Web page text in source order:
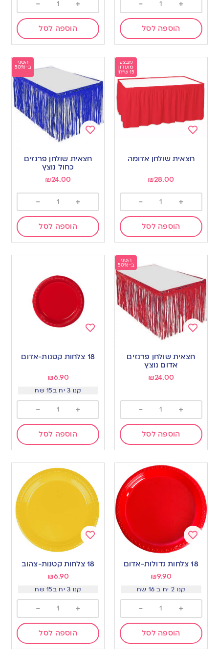
+
-
הוספה לסל
+
-
הוספה לסל
מבצע
מועדון
15 ש"ח!
חצאית שולחן אדומה
₪28.00
+
-
הוספה לסל
השני
ב-50%
wishlist
חצאית שולחן פרנזים
כחול נוצץ
₪24.00
+
-
הוספה לסל
השני
ב-50%
wishlist
חצאית שולחן פרנזים
אדום נוצץ
₪24.00
+
-
הוספה לסל
to
wishlist
18 צלחות קטנות-אדום
₪6.90
קנו 3 יח ב15 שח
+
-
הוספה לסל
Add
to
18 צלחות גדולות-אדום
₪9.90
קנו 2 יח ב 16 שח
+
-
הוספה לסל
to
18 צלחות קטנות-צהוב
₪6.90
קנו 3 יח ב15 שח
+
-
הוספה לסל